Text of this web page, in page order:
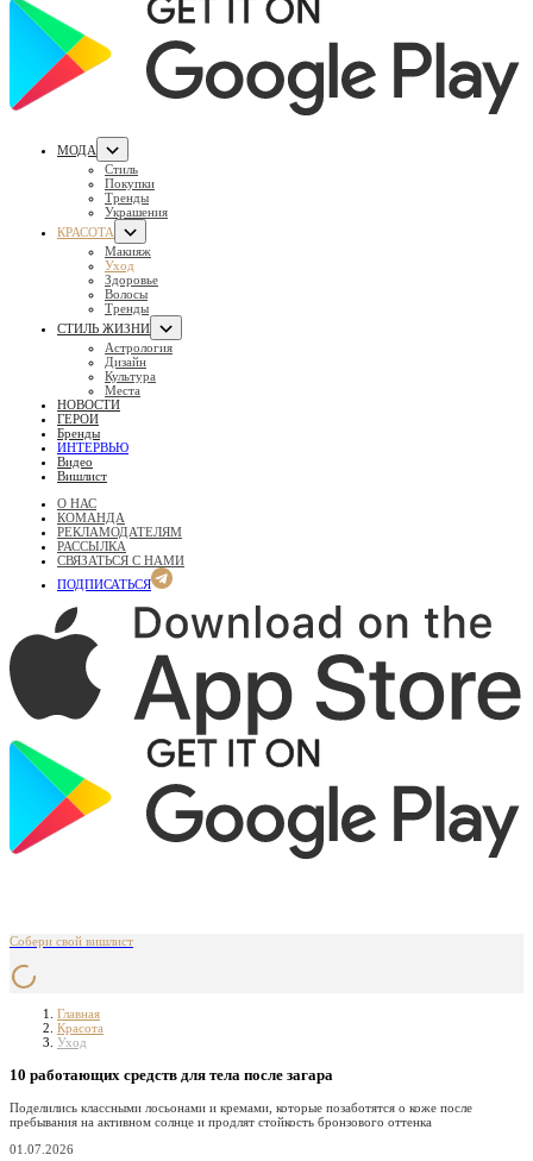
МОДА
Стиль
Покупки
Тренды
Украшения
КРАСОТА
Макияж
Уход
Здоровье
Волосы
Тренды
СТИЛЬ ЖИЗНИ
Астрология
Дизайн
Культура
Места
НОВОСТИ
ГЕРОИ
Бренды
ИНТЕРВЬЮ
Видео
Вишлист
О НАС
КОМАНДА
РЕКЛАМОДАТЕЛЯМ
РАССЫЛКА
СВЯЗАТЬСЯ С НАМИ
ПОДПИСАТЬСЯ
Собери свой вишлист
Главная
Красота
Уход
10 работающих средств для тела после загара
Поделились классными лосьонами и кремами, которые позаботятся о коже после
пребывания на активном солнце и продлят стойкость бронзового оттенка
01.07.2026